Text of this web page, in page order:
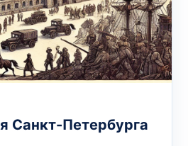
Санкт-Петербурга